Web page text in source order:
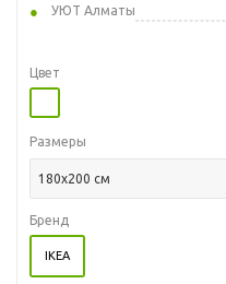
УЮТ Алматы
Цвет
Размеры
180x200 см
Бренд
IKEA